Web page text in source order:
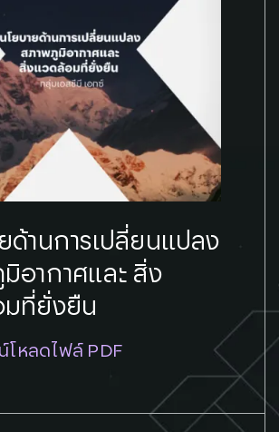
ด้านการเปลี่ยนแปลง
อากาศและ สิ่ง
มที่ยั่งยืน
โหลดไฟล์ PDF